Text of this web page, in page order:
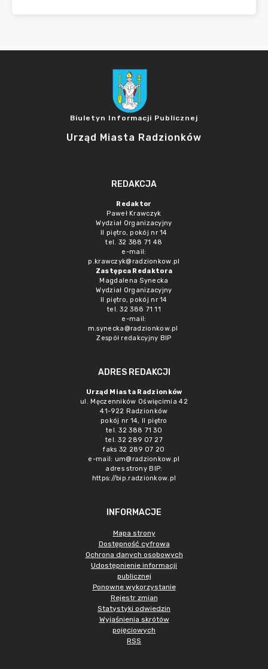
Biuletyn Informacji Publicznej
Urząd Miasta Radzionków
REDAKCJA
Redaktor
Paweł Krawczyk
Wydział Organizacyjny
II piętro, pokój nr 14
tel. 32 388 71 48
e-mail:
p.krawczyk@radzionkow.pl
Zastępca Redaktora
Magdalena Synecka
Wydział Organizacyjny
II piętro, pokój nr 14
tel. 32 388 71 11
e-mail:
m.synecka@radzionkow.pl
Zespół redakcyjny BIP
ADRES REDAKCJI
Urząd Miasta Radzionków
ul. Męczenników Oświęcimia 42
41-922 Radzionków
pokój nr 14, II piętro
tel. 32 388 71 30
tel. 32 289 07 27
faks 32 289 07 20
e-mail: um@radzionkow.pl
adres strony BIP:
https://bip.radzionkow.pl
INFORMACJE
Mapa strony
Dostępność cyfrowa
Ochrona danych osobowych
Udostępnienie informacji
publicznej
Ponowne wykorzystanie
Rejestr zmian
Statystyki odwiedzin
Wyjaśnienia skrótów
pojęciowych
RSS